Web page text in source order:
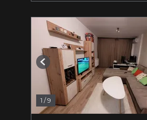
1 /9
Previous